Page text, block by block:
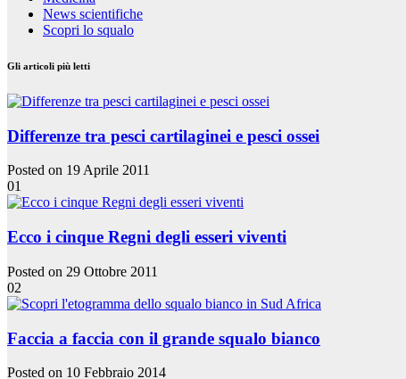
News scientifiche
Scopri lo squalo
Gli articoli più letti
Differenze tra pesci cartilaginei e pesci ossei
Posted on 19 Aprile 2011
01
Ecco i cinque Regni degli esseri viventi
Posted on 29 Ottobre 2011
02
Faccia a faccia con il grande squalo bianco
Posted on 10 Febbraio 2014